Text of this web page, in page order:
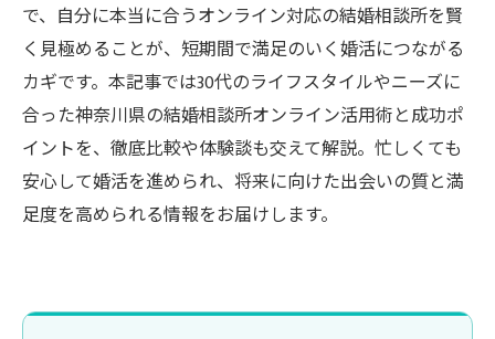
で、自分に本当に合うオンライン対応の結婚相談所を賢
く見極めることが、短期間で満足のいく婚活につながる
カギです。本記事では30代のライフスタイルやニーズに
合った神奈川県の結婚相談所オンライン活用術と成功ポ
イントを、徹底比較や体験談も交えて解説。忙しくても
安心して婚活を進められ、将来に向けた出会いの質と満
足度を高められる情報をお届けします。